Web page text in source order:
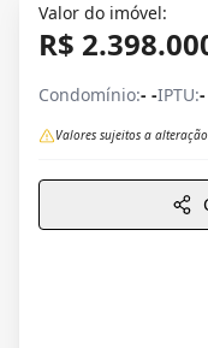
Valor do imóvel:
R$
Condomínio:- -IPTU:
Valores sujeitos a